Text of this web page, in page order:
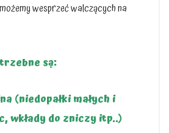
wesprzeć walczących na
są:
(niedopałki małych i
wkłady do zniczy itp..)